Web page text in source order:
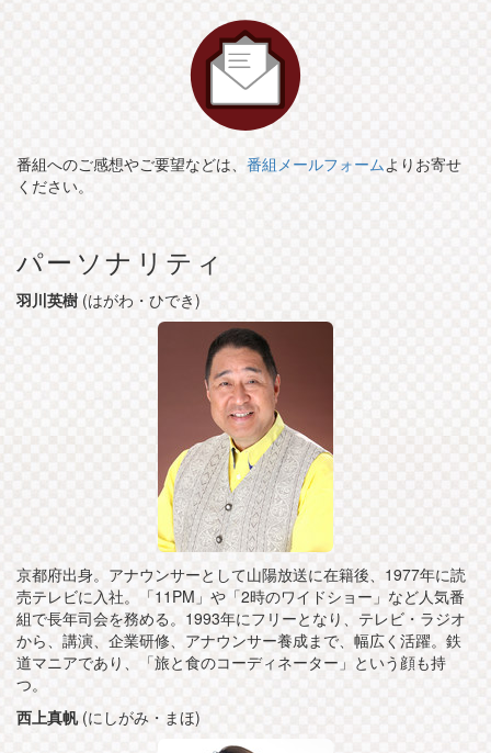
番組へのご感想やご要望などは、 番組メールフォーム よりお寄せ
ください。
パーソナリティ
羽川英樹 (はがわ・ひでき)
京都府出身。アナウンサーとして山陽放送に在籍後、1977年に読
売テレビに入社。「11PM」や「2時のワイドショー」など人気番
組で長年司会を務める。1993年にフリーとなり、テレビ・ラジオ
から、講演、企業研修、アナウンサー養成まで、幅広く活躍。鉄
道マニアであり、「旅と食のコーディネーター」という顔も持
つ。
西上真帆(にしがみ・まほ)